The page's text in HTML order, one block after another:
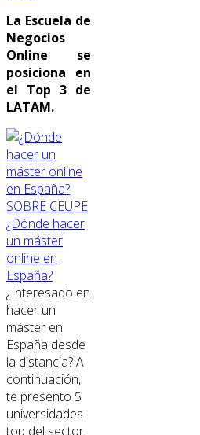
La Escuela de
Negocios
Online se
posiciona en
el Top 3 de
LATAM.
SOBRE CEUPE
¿Dónde hacer
un máster
online en
España?
¿Interesado en
hacer un
máster en
España desde
la distancia? A
continuación,
te presento 5
universidades
top del sector.